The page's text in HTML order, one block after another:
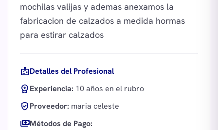
mochilas valijas y ademas anexamos la
fabricacion de calzados a medida hormas
badgeDetalles del Profesional
workspace_premiumExperiencia: 10 años en el rubro
verified_userProveedor: maria celeste
paymentsMétodos de Pago: